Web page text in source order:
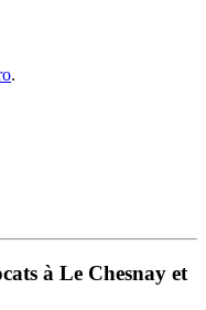
.
à Le Chesnay et